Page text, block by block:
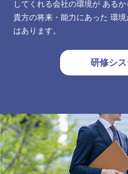
してくれる会社の環境が ある
貴方の将来・能力にあった 環
はあります。
研修シ